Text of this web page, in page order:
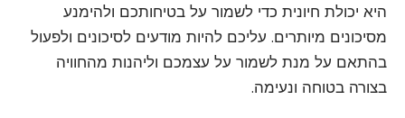
היא יכולת חיונית כדי לשמור על בטיחותכם ולהימנע
מסיכונים מיותרים. עליכם להיות מודעים לסיכונים ולפעול
בהתאם על מנת לשמור על עצמכם וליהנות מהחוויה
בצורה בטוחה ונעימה.